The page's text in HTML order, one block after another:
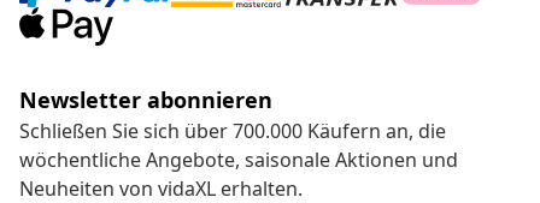
Newsletter abonnieren
Schließen Sie sich über 700.000 Käufern an, die
wöchentliche Angebote, saisonale Aktionen und
Neuheiten von vidaXL erhalten.